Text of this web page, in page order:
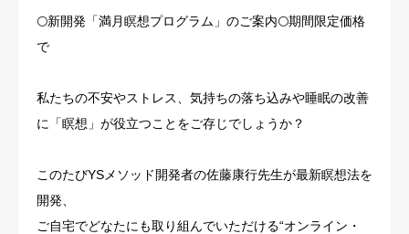
🌕新開発「満月瞑想プログラム」のご案内🌕期間限定価格
で
私たちの不安やストレス、気持ちの落ち込みや睡眠の改善
に「瞑想」が役立つことをご存じでしょうか？
このたびYSメソッド開発者の佐藤康行先生が最新瞑想法を
開発、
ご自宅でどなたにも取り組んでいただける“オンライン・
事例紹介
YSメソッド
カウンセラー紹介